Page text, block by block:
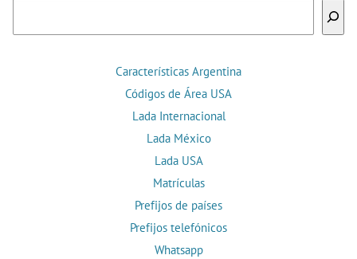
Características Argentina
Códigos de Área USA
Lada Internacional
Lada México
Lada USA
Matrículas
Prefijos de países
Prefijos telefónicos
Whatsapp